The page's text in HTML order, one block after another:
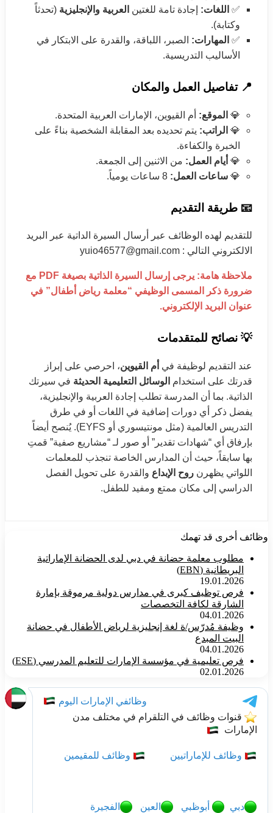
✅ اللغات: إجادة تامة للغتين العربية والإنجليزية (تحدثاً
وكتابة).
✅ المهارات: الصبر، اللباقة، والقدرة على الابتكار في
الأساليب التدريسية.
📍 تفاصيل العمل والمكان
💎 الموقع: أم القيوين، الإمارات العربية المتحدة.
💎 الراتب: يتم تحديده بعد المقابلة الشخصية بناءً على
الخبرة والكفاءة.
💎 أيام العمل: من الاثنين إلى الجمعة.
💎 ساعات العمل:
📧 طريقة التقديم
للتقديم لهده الوظائف عبر أرسال السيرة الداتية عبر البريد
الالكتروني التالي : yuio46577@gmail.com
ملاحظة هامة: يرجى إرسال السيرة الذاتية بصيغة PDF مع
ضرورة ذكر المسمى الوظيفي “معلمة رياض أطفال” في
عنوان البريد الإلكتروني.
💡 نصائح للمتقدمات
عند التقديم لوظيفة في أم القيوين، احرصي على إبراز
قدرتك على استخدام الوسائل التعليمية الحديثة في سيرتك
الذاتية. بما أن المدرسة تطلب إجادة العربية والإنجليزية،
يفضل ذكر أي دورات إضافية في اللغات أو في طرق
التدريس العالمية (مثل مونتيسوري أو EYFS). يُنصح أيضاً
بإرفاق أي “شهادات تقدير” أو صور لـ “مشاريع صفية” قمتِ
بها سابقاً، حيث أن المدارس الخاصة تنجذب للمعلمات
اللواتي يظهرن روح الإبداع والقدرة على تحويل الفصل
الدراسي إلى مكان ممتع ومفيد للطفل.
وظائف أخرى قد تهمك
مطلوب معلمة حضانة في دبي لدى الحضانة الإماراتية
البريطانية (EBN)
19.01.2026
فرص توظيف كبرى في مدارس دولية مرموقة بإمارة
الشارقة لكافة التخصصات
04.01.2026
وظيفة مُدرّس/ة لغة إنجليزية لرياض الأطفال في حضانة
البيت المبدع
04.01.2026
فرص تعليمية في مؤسسة الإمارات للتعليم المدرسي (ESE)
02.01.2026